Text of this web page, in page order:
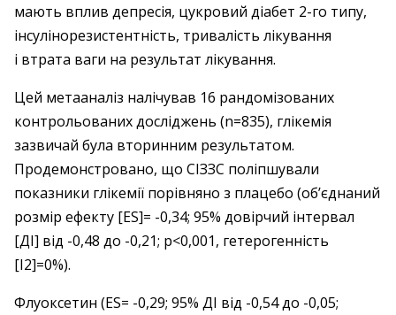
мають вплив депресія, цукровий діабет 2-го типу,
інсулінорезистентність, тривалість лікування
і втрата ваги на результат лікування.
Цей метааналіз налічував 16 рандомізованих
контро­льованих досліджень (n=835), глікемія
зазвичай була вторинним результатом.
Продемонстровано, що СІЗЗС ­поліпшували
показники глікемії порівняно з плацебо (об’єднаний
розмір ефекту [ES]= -0,34; 95% довірчий інтервал
[ДІ] від -0,48 до -0,21; p<0,001, гетерогенність
[I2]=0%).
Флуоксетин (ES= -0,29; 95% ДІ від -0,54 до -0,05;